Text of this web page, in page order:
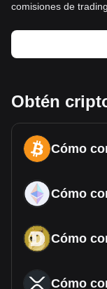
comisiones de trading.
Obtén
Cómo
Cómo
Cómo
Cómo